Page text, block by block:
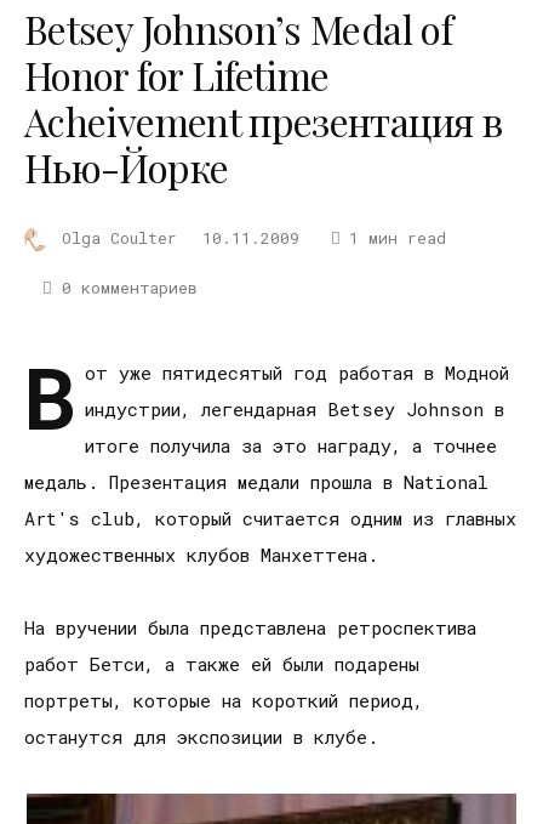
Betsey Johnson’s Medal of
Honor for Lifetime
Acheivement презентация в
Нью-Йорке
Olga Coulter 10.11.2009 1 мин read
0 комментариев
В от уже пятидесятый год работая в Модной
индустрии, легендарная Betsey Johnson в
итоге получила за это награду, а точнее
медаль. Презентация медали прошла в National
Art's club, который считается одним из главных
художественных клубов Манхеттена.
На вручении была представлена ретроспектива
работ Бетси, а также ей были подарены
портреты, которые на короткий период,
останутся для экспозиции в клубе.